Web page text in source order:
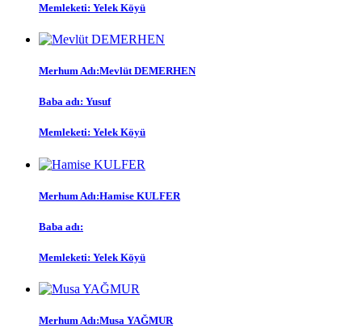
Memleketi: Yelek Köyü
Merhum Adı:Mevlüt DEMERHEN
Baba adı: Yusuf
Memleketi: Yelek Köyü
Merhum Adı:Hamise KULFER
Baba adı:
Memleketi: Yelek Köyü
Merhum Adı:Musa YAĞMUR